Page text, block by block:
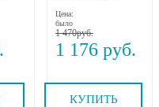
пептидами и
бакучиолом 250
мл Beauty Style
Цена:
было
1 470
1 176
КУПИТЬ